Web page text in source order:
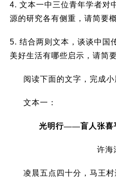
4. 文本一中三位青年学者对
源的研究各有侧重，请简要
5. 结合两则文本，谈谈中国
美好生活有哪些启示，请简要
阅读下面的文字，完成小
文本一：
光明行——盲人张喜
许海
凌晨五点四十分，马王